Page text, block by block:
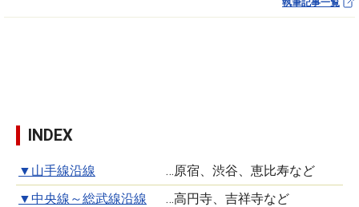
執筆記事一覧
INDEX
▼山手線沿線
…原宿、渋谷、恵比寿など
▼中央線～総武線沿線
…高円寺、吉祥寺など